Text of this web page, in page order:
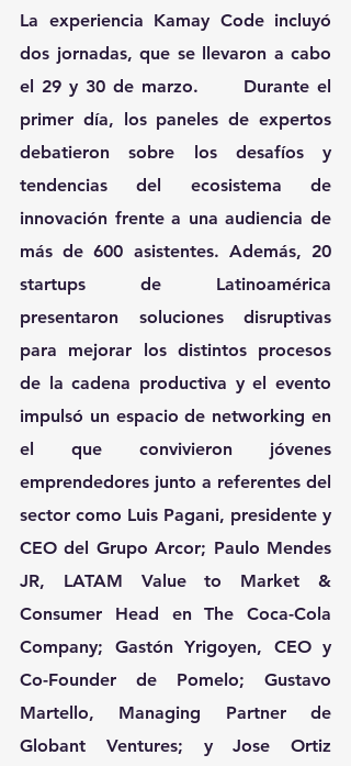
La experiencia Kamay Code incluyó
dos jornadas, que se llevaron a cabo
el 29 y 30 de marzo.      Durante el
primer día, los paneles de expertos
debatieron sobre los desafíos y
tendencias del ecosistema de
innovación frente a una audiencia de
más de 600 asistentes. Además, 20
startups de Latinoamérica
presentaron soluciones disruptivas
para mejorar los distintos procesos
de la cadena productiva y el evento
impulsó un espacio de networking en
el que convivieron jóvenes
emprendedores junto a referentes del
sector como Luis Pagani, presidente y
CEO del Grupo Arcor; Paulo Mendes
JR, LATAM Value to Market &
Consumer Head en The Coca-Cola
Company; Gastón Yrigoyen, CEO y
Co-Founder de Pomelo; Gustavo
Globant Ventures; y Jose Ortiz